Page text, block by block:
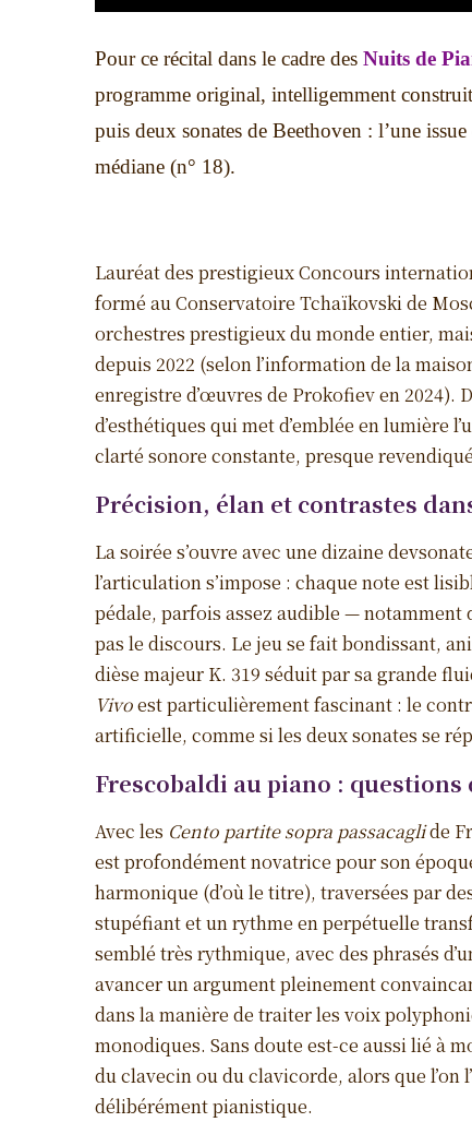
Pour ce récital dans le cadre des Nuits de
programme original, intelligemment
puis deux sonates de Beethoven : l’une
médiane (n° 18).
Lauréat des prestigieux Concours
formé au Conservatoire Tchaïkovski de
orchestres prestigieux du monde entier,
depuis 2022 (selon l’information de la
enregistre d’œuvres de Prokofiev en 2024).
d’esthétiques qui met d’emblée en lumière
clarté sonore constante, presque
Précision, élan et contrastes
La soirée s’ouvre avec une dizaine
l’articulation s’impose : chaque note est
pédale, parfois assez audible — notamment
pas le discours. Le jeu se fait bondissant,
dièse majeur K. 319 séduit par sa grande
Vivoest particulièrement fascinant : le
artificielle, comme si les deux sonates se
Frescobaldi au piano :
Avec les Cento partite sopra passacaglide
est profondément novatrice pour son
harmonique (d’où le titre), traversées par
stupéfiant et un rythme en perpétuelle
semblé très rythmique, avec des phrasés
avancer un argument pleinement
dans la manière de traiter les voix
monodiques. Sans doute est-ce aussi lié à
du clavecin ou du clavicorde, alors que l’on
délibérément pianistique.